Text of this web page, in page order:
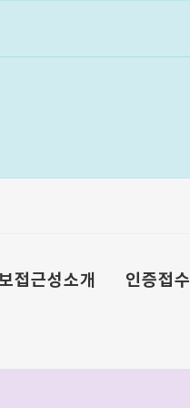
접근성소개 인증접수